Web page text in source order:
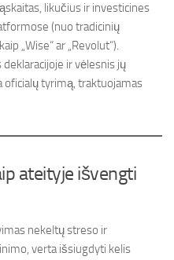
likučius ir investicines
(nuo tradicinių
„Wise“ ar „Revolut“).
ir vėlesnis jų
oficialų tyrimą, traktuojamas
ateityje išvengti
nekeltų streso ir
verta išsiugdyti kelis